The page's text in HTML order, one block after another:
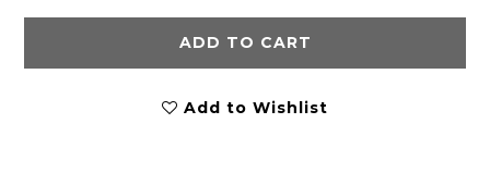
ADD TO CART
Add to Wishlist